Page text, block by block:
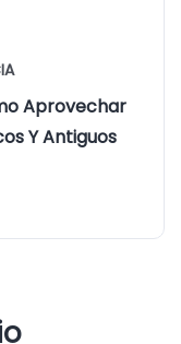
Aprovechar
Y Antiguos